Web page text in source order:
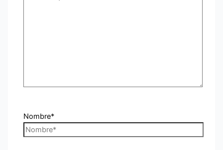
Nombre*